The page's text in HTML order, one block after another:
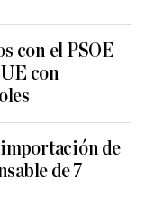
con el PSOE
con
importación de
de 7